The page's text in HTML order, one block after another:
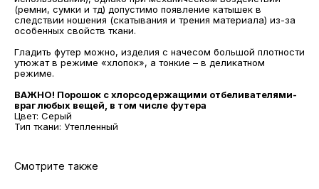
(ремни, сумки и тд) допустимо появление катышек в
следствии ношения (скатывания и трения материала) из-за
особенных свойств ткани.
Гладить футер можно, изделия с начесом большой плотности
утюжат в режиме «хлопок», а тонкие – в деликатном
режиме.
ВАЖНО! Порошок с хлорсодержащими отбеливателями-
враг любых вещей, в том числе футера
Цвет: Серый
Тип ткани: Утепленный
Смотрите также
ВЛЮБИТЬСЯ И КУПИТЬ
наш бренд вы можете по адресу